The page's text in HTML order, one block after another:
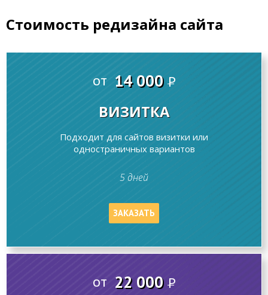
Стоимость редизайна сайта
от 14 000 P
ВИЗИТКА
Подходит для сайтов визитки или
одностраничных вариантов
5 дней
ЗАКАЗАТЬ
от 22 000 P